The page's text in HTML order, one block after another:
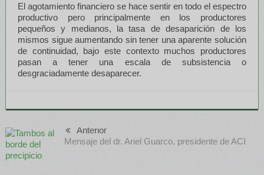
El agotamiento financiero se hace sentir en todo el espectro
productivo pero principalmente en los productores
pequeños y medianos, la tasa de desaparición de los
mismos sigue aumentando sin tener una aparente solución
de continuidad, bajo este contexto muchos productores
pasan a tener una escala de subsistencia o
desgraciadamente desaparecer.
Anterior
Mensaje del dr. Ariel Guarco, presidente de ACI